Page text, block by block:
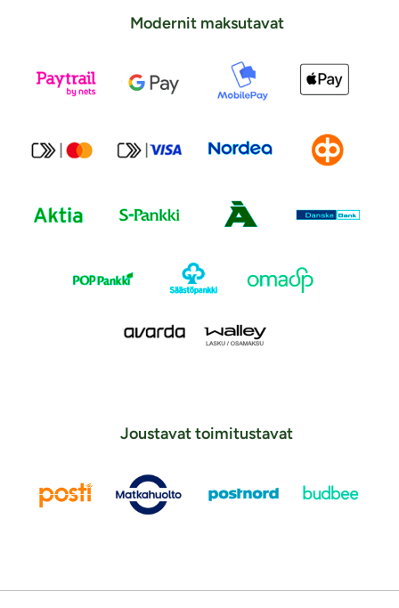
Modernit maksutavat
Joustavat toimitustavat